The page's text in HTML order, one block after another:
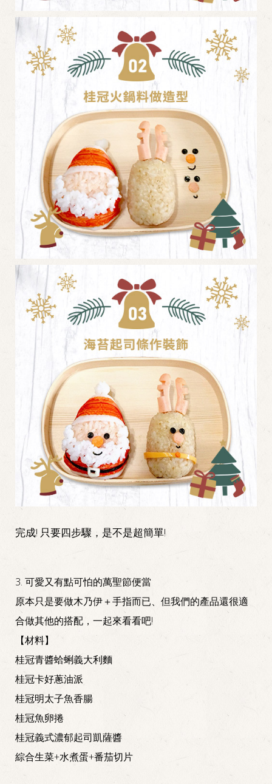
完成! 只要四步驟，是不是超簡單!
3. 可愛又有點可怕的萬聖節便當
原本只是要做木乃伊＋手指而已、但我們的產品還很適
合做其他的搭配，一起來看看吧!
【材料】
桂冠青醬蛤蜊義大利麵
桂冠卡好蔥油派
桂冠明太子魚香腸
桂冠魚卵捲
桂冠義式濃郁起司凱薩醬
綜合生菜+水煮蛋+番茄切片